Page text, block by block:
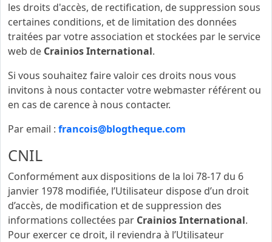
les droits d'accès, de rectification, de suppression sous
certaines conditions, et de limitation des données
traitées par votre association et stockées par le service
web de Crainios International.
Si vous souhaitez faire valoir ces droits nous vous
invitons à nous contacter votre webmaster référent ou
en cas de carence à nous contacter.
Par email : francois@blogtheque.com
CNIL
Conformément aux dispositions de la loi 78-17 du 6
janvier 1978 modifiée, l’Utilisateur dispose d’un droit
d’accès, de modification et de suppression des
informations collectées par Crainios International.
Pour exercer ce droit, il reviendra à l’Utilisateur